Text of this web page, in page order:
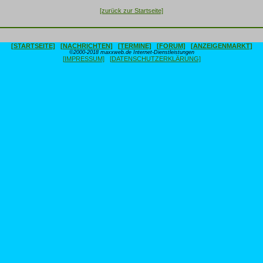
[zurück zur Startseite]
[STARTSEITE] [NACHRICHTEN] [TERMINE] [FORUM] [ANZEIGENMARKT]
©2000-2018 maxxweb.de Internet-Dienstleistungen
[IMPRESSUM] [DATENSCHUTZERKLÄRUNG]